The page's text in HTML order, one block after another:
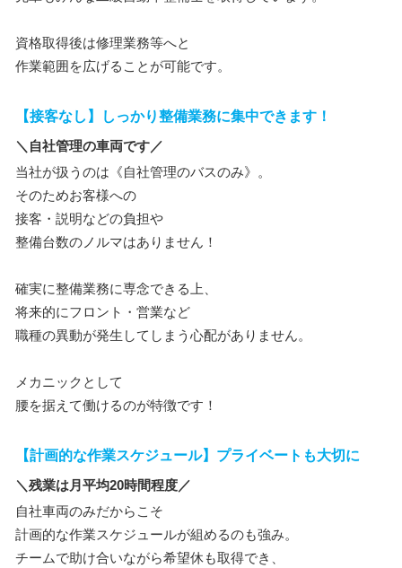
資格取得後は修理業務等へと
作業範囲を広げることが可能です。
【接客なし】しっかり整備業務に集中できます！
＼自社管理の車両です／
当社が扱うのは《自社管理のバスのみ》。
そのためお客様への
接客・説明などの負担や
整備台数のノルマはありません！
確実に整備業務に専念できる上、
将来的にフロント・営業など
職種の異動が発生してしまう心配がありません。
メカニックとして
腰を据えて働けるのが特徴です！
【計画的な作業スケジュール】プライベートも大切に
＼残業は月平均20時間程度／
自社車両のみだからこそ
計画的な作業スケジュールが組めるのも強み。
チームで助け合いながら希望休も取得でき、